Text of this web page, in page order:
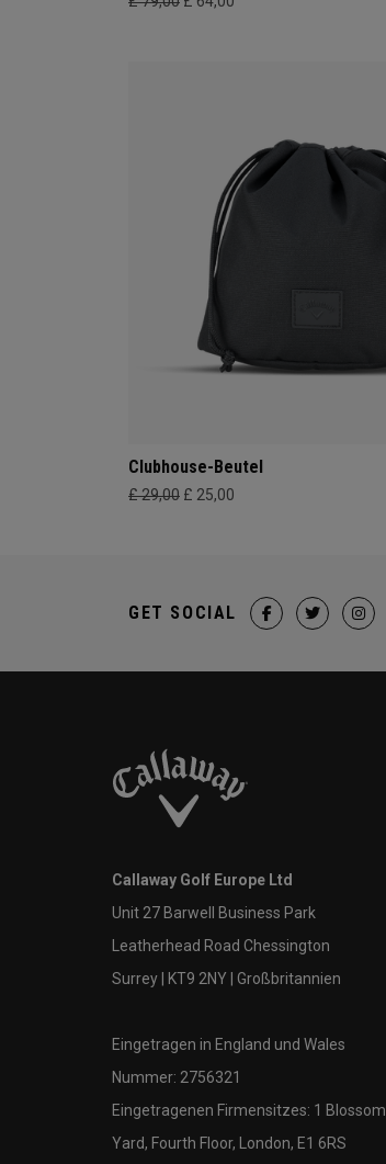
Clubhouse-Beutel
£ 29,00 £ 25,00
GET SOCIAL
Callaway Golf Europe Ltd
Unit 27 Barwell Business Park
Leatherhead Road Chessington
Surrey | KT9 2NY | Großbritannien
Eingetragen in England und Wales
Nummer: 2756321
Eingetragenen Firmensitzes: 1 Blossom
Yard, Fourth Floor, London, E1 6RS